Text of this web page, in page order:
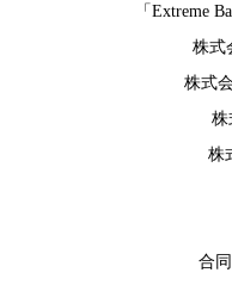
「Extreme
株式
株式
株
株
合